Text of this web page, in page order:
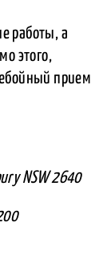
работы, а
этого,
прием
NSW 2640